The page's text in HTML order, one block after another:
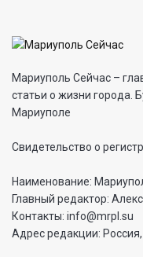
Мариуполь Сейчас –
статьи о жизни города.
Мариуполе
Свидетельство о
Наименование:
Главный редактор:
Контакты: info@mrpl.su
Адрес редакции: